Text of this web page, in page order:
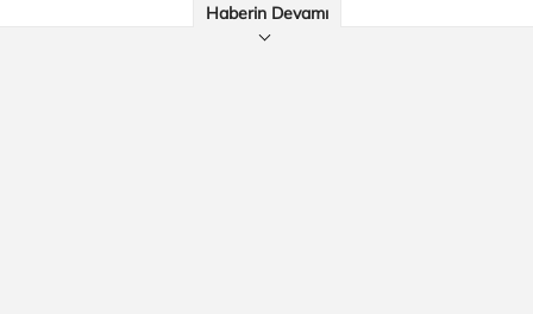
Haberin Devamı